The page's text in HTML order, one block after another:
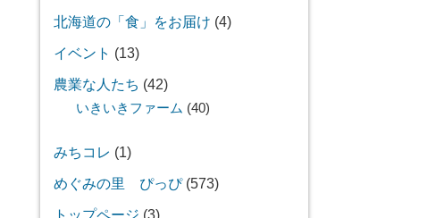
北海道の「食」をお届け (4)
イベント (13)
農業な人たち (42)
いきいきファーム (40)
みちコレ (1)
めぐみの里 ぴっぴ(573)
トップページ (3)